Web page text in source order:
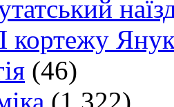
(46)
(1 322)